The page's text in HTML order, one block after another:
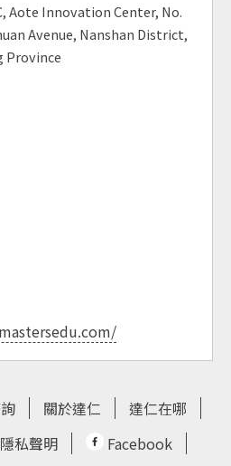
Aote Innovation Center, No.
Avenue, Nanshan District,
Province
關於達仁
達仁在哪
私聲明 Facebook